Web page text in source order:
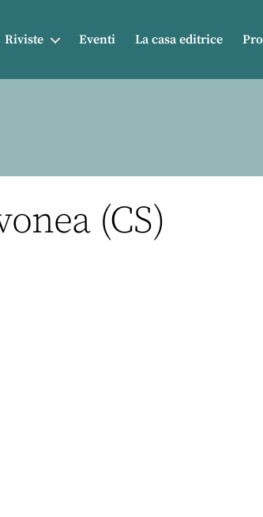
Riviste Eventi La casa editrice
(CS)